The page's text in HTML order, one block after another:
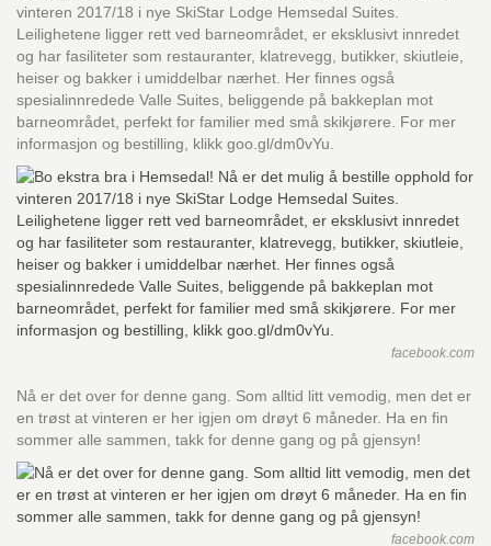
vinteren 2017/18 i nye SkiStar Lodge Hemsedal Suites.
Leilighetene ligger rett ved barneområdet, er eksklusivt innredet
og har fasiliteter som restauranter, klatrevegg, butikker, skiutleie,
heiser og bakker i umiddelbar nærhet. Her finnes også
spesialinnredede Valle Suites, beliggende på bakkeplan mot
barneområdet, perfekt for familier med små skikjørere. For mer
informasjon og bestilling, klikk goo.gl/dm0vYu.
facebook.com
Nå er det over for denne gang. Som alltid litt vemodig, men det er
en trøst at vinteren er her igjen om drøyt 6 måneder. Ha en fin
sommer alle sammen, takk for denne gang og på gjensyn!
facebook.com